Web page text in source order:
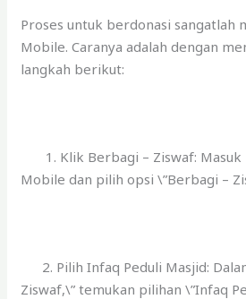
Proses untuk berdonasi sangatlah
Mobile. Caranya adalah dengan
langkah berikut:
1. Klik Berbagi – Ziswaf: Masuk
Mobile dan pilih opsi \”Berbagi –
2. Pilih Infaq Peduli Masjid:
Ziswaf,\” temukan pilihan \”Infaq